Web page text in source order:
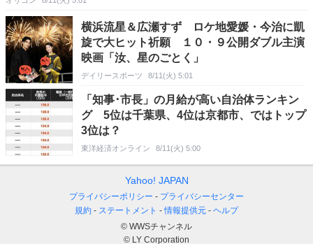
横浜流星＆広瀬すず ロケ地愛媛・今治に凱
旋で大ヒット祈願 １０・９公開ダブル主演
映画「汝、星のごとく」
デイリースポーツ 8/11(火) 5:01
「知事･市長」の月給が高い自治体ランキン
グ 5位は千葉県、4位は京都市、ではトップ
3位は？
東洋経済オンライン 8/11(火) 5:00
Yahoo! JAPAN
プライバシーポリシー
プライバシーセンター
規約
ステートメント 情報提供元
ヘルプ
© WWSチャンネル
© LY Corporation